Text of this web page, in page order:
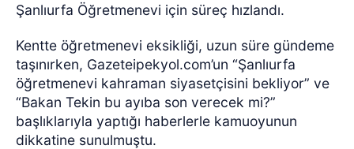
Şanlıurfa Öğretmenevi için süreç hızlandı.
Kentte öğretmenevi eksikliği, uzun süre gündeme
taşınırken, Gazeteipekyol.com’un “Şanlıurfa
öğretmenevi kahraman siyasetçisini bekliyor” ve
“Bakan Tekin bu ayıba son verecek mi?”
başlıklarıyla yaptığı haberlerle kamuoyunun
dikkatine sunulmuştu.